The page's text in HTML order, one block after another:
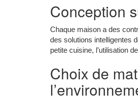
Conception
Chaque maison a des
des solutions intelligentes
petite cuisine, l’utilisation
Choix de